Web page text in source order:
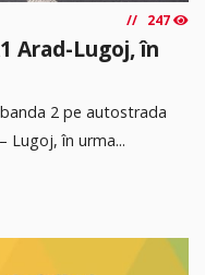
247
Arad-Lugoj, în
2 pe autostrada
Lugoj, în urma...